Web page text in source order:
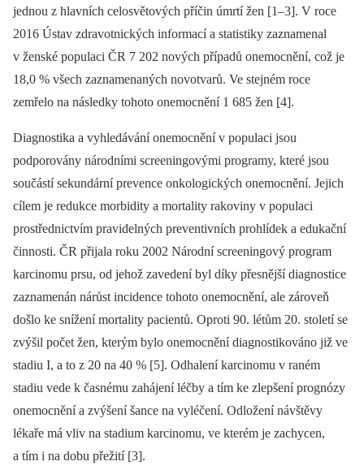
jednou z hlavních celosvětových příčin úmrtí žen [1–3]. V roce
2016 Ústav zdravotnických informací a statistiky zaznamenal
v ženské populaci ČR 7 202 nových případů onemocnění, což je
18,0 % všech zaznamenaných novotvarů. Ve stejném roce
zemřelo na následky tohoto onemocnění 1 685 žen [4].
Dia­gnostika a vyhledávání onemocnění v populaci jsou
podporovány národními screeningovými programy, které jsou
součástí sekundární prevence onkologických onemocnění. Jejich
cílem je redukce morbidity a mortality rakoviny v populaci
prostřednictvím pravidelných preventivních prohlídek a edukační
činnosti. ČR přijala roku 2002 Národní screeningový program
karcinomu prsu, od jehož zavedení byl díky přesnější dia­gnostice
zaznamenán nárůst incidence tohoto onemocnění, ale zároveň
došlo ke snížení mortality pacientů. Oproti 90. létům 20. století se
zvýšil počet žen, kterým bylo onemocnění dia­gnostikováno již ve
stadiu I, a to z 20 na 40 % [5]. Odhalení karcinomu v raném
stadiu vede k časnému zahájení léčby a tím ke zlepšení prognózy
onemocnění a zvýšení šance na vyléčení. Odložení návštěvy
lékaře má vliv na stadium karcinomu, ve kterém je zachycen,
a tím i na dobu přežití [3].